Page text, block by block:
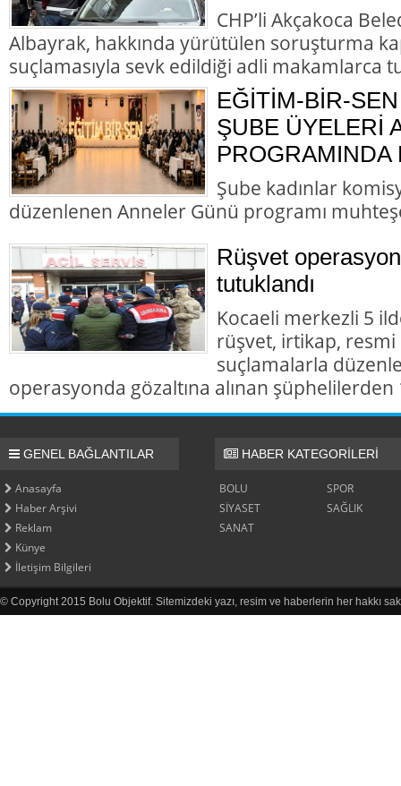
CHP’li Akçakoca
Albayrak, hakkında yürütülen soruşturma
suçlamasıyla sevk edildiği adli makamlarca
EĞİTİM-BİR-
ŞUBE ÜYELERİ
PROGRAMINDA
Şube kadınlar
düzenlenen Anneler Günü programı
Rüşvet
tutuklandı
Kocaeli merkezli 5
rüşvet, irtikap,
suçlamalarla
operasyonda gözaltına alınan
GENEL BAĞLANTILAR
Anasayfa
Haber Arşivi
Reklam
Künye
İletişim Bilgileri
HABER KATEGORİLERİ
BOLU
SPOR
SİYASET
SAĞLIK
SANAT
© Copyright 2015 Bolu Objektif. Sitemizdeki yazı, resim ve haberlerin her hakkı